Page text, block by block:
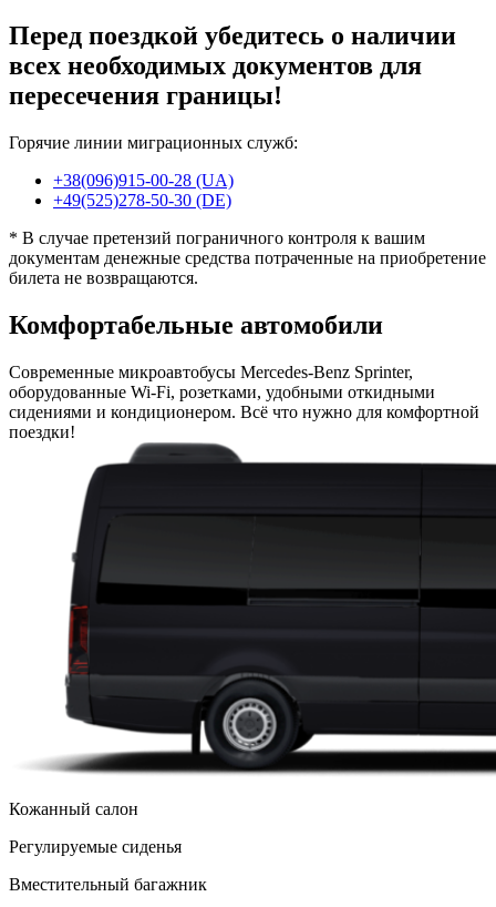
Перед поездкой убедитесь о наличии
всех необходимых документов для
пересечения границы!
Горячие линии миграционных служб:
+38(096)915-00-28 (UA)
+49(525)278-50-30 (DE)
* В случае претензий пограничного контроля к вашим
документам денежные средства потраченные на приобретение
билета не возвращаются.
Комфортабельные автомобили
Современные микроавтобусы Mercedes-Benz Sprinter,
оборудованные Wi-Fi, розетками, удобными откидными
сидениями и кондиционером. Всё что нужно для комфортной
поездки!
Кожанный салон
Регулируемые сиденья
Вместительный багажник